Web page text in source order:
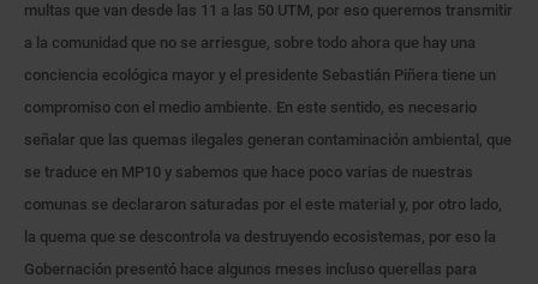
multas que van desde las 11 a las 50 UTM, por eso queremos transmitir
a la comunidad que no se arriesgue, sobre todo ahora que hay una
conciencia ecológica mayor y el presidente Sebastián Piñera tiene un
compromiso con el medio ambiente. En este sentido, es necesario
señalar que las quemas ilegales generan contaminación ambiental, que
se traduce en MP10 y sabemos que hace poco varias de nuestras
comunas se declararon saturadas por el este material y, por otro lado,
la quema que se descontrola va destruyendo ecosistemas, por eso la
Gobernación presentó hace algunos meses incluso querellas para